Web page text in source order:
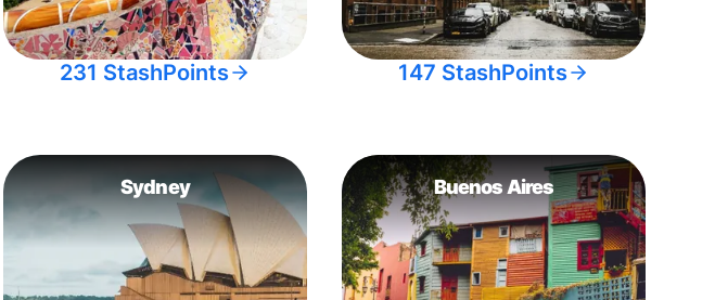
231 StashPoints 147 StashPoints
Sydney Buenos Aires